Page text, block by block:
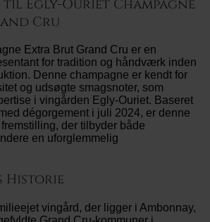
Egly-Ouriet Champagne
Cru
Extra Brut Grand Cru er en
for tradition og håndværk inden
Denne champagne er kendt for
og udsøgte smagsnoter, som
i vingården Egly-Ouriet. Baseret
dégorgement i juli 2024, er denne
der tilbyder både
en uforglemmelig
Historie
vingård, der ligger i Ambonnay,